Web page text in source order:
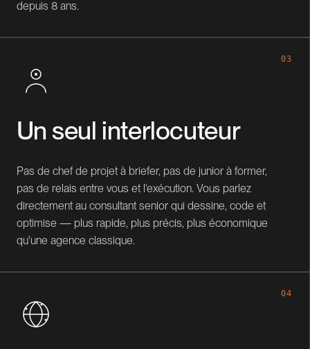
depuis 8 ans.
03
Un seul interlocuteur
Pas de chef de projet à briefer, pas de junior à former,
pas de relais entre vous et l'exécution. Vous parlez
directement au consultant senior qui dessine, code et
optimise — plus rapide, plus précis, plus économique
qu'une agence classique.
04